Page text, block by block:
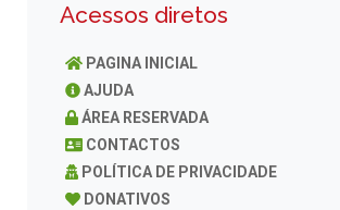
Acessos diretos
PAGINA INICIAL
AJUDA
ÁREA RESERVADA
CONTACTOS
POLÍTICA DE PRIVACIDADE
DONATIVOS